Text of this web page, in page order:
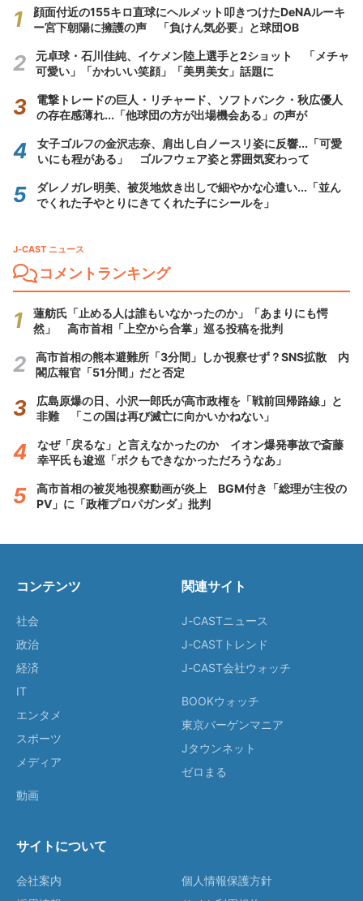
顔面付近の155キロ直球にヘルメット叩きつけたDeNAルーキ
ー宮下朝陽に擁護の声 「負けん気必要」と球団OB
元卓球・石川佳純、イケメン陸上選手と2ショット 「メチャ
可愛い」「かわいい笑顔」「美男美女」話題に
電撃トレードの巨人・リチャード、ソフトバンク・秋広優人
の存在感薄れ...「他球団の方が出場機会ある」の声が
女子ゴルフの金沢志奈、肩出し白ノースリ姿に反響...「可愛
いにも程がある」 ゴルフウェア姿と雰囲気変わって
ダレノガレ明美、被災地炊き出しで細やかな心遣い...「並ん
でくれた子やとりにきてくれた子にシールを」
J-CAST ニュース
コメントランキング
蓮舫氏「止める人は誰もいなかったのか」「あまりにも愕
然」 高市首相「上空から合掌」巡る投稿を批判
高市首相の熊本避難所「3分間」しか視察せず？SNS拡散 内
閣広報官「51分間」だと否定
広島原爆の日、小沢一郎氏が高市政権を「戦前回帰路線」と
非難 「この国は再び滅亡に向かいかねない」
なぜ「戻るな」と言えなかったのか イオン爆発事故で斎藤
幸平氏も逡巡「ボクもできなかっただろうなあ」
高市首相の被災地視察動画が炎上 BGM付き「総理が主役の
PV」に「政権プロパガンダ」批判
コンテンツ
社会
政治
経済
IT
エンタメ
スポーツ
メディア
動画
関連サイト
J-CASTニュース
J-CASTトレンド
J-CAST会社ウォッチ
BOOKウォッチ
東京バーゲンマニア
Jタウンネット
ゼロまる
サイトについて
会社案内
個人情報保護方針